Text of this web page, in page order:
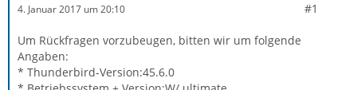
4. Januar 2017 um 20:10 #1
Um Rückfragen vorzubeugen, bitten wir um folgende
Angaben:
* Thunderbird-Version:45.6.0